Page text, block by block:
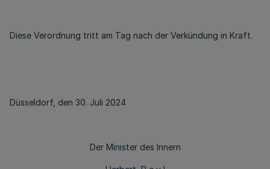
Diese Verordnung tritt am Tag nach der Verkündung in Kraft.
Düsseldorf, den 30. Juli 2024
Der Minister des Innern